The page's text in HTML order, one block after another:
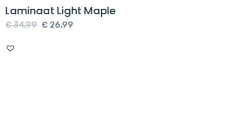
Laminaat Light Maple
€34,99 Oorspronkelijke
€ 26,99Huidige